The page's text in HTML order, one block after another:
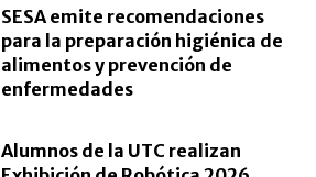
SESA emite recomendaciones
para la preparación higiénica de
alimentos y prevención de
enfermedades
Alumnos de la UTC realizan